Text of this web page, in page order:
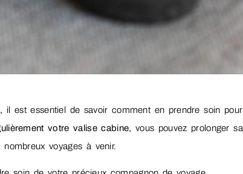
il est essentiel de savoir comment en prendre soin pour
votre valise cabine, vous pouvez prolonger sa
voyages à venir.